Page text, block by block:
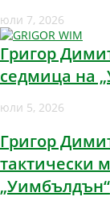
юли 7, 2026
Григор
седмица на
юли 5, 2026
Григор
тактически
„Уимбълдън“